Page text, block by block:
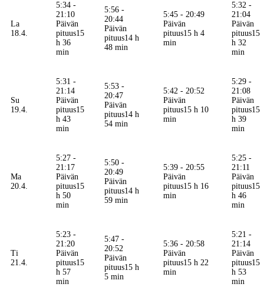
La
18.4.
5:34 -
21:10
Päivän
pituus15
h 36
min
5:56 -
20:44
Päivän
pituus14 h
48 min
5:45 - 20:49
Päivän
pituus15 h 4
min
5:32 -
21:04
Päivän
pituus15
h 32
min
Su
19.4.
5:31 -
21:14
Päivän
pituus15
h 43
min
5:53 -
20:47
Päivän
pituus14 h
54 min
5:42 - 20:52
Päivän
pituus15 h 10
min
5:29 -
21:08
Päivän
pituus15
h 39
min
Ma
20.4.
5:27 -
21:17
Päivän
pituus15
h 50
min
5:50 -
20:49
Päivän
pituus14 h
59 min
5:39 - 20:55
Päivän
pituus15 h 16
min
5:25 -
21:11
Päivän
pituus15
h 46
min
Ti
21.4.
5:23 -
21:20
Päivän
pituus15
h 57
min
5:47 -
20:52
Päivän
pituus15 h
5 min
5:36 - 20:58
Päivän
pituus15 h 22
min
5:21 -
21:14
Päivän
pituus15
h 53
min